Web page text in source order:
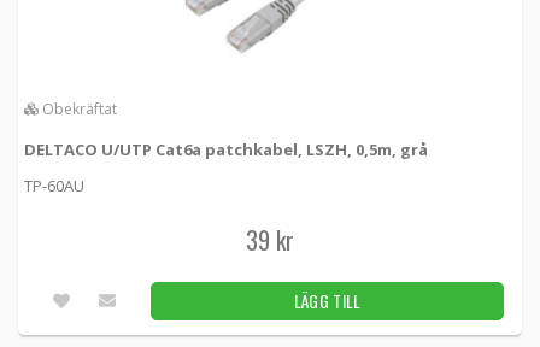
Obekräftat
DELTACO U/UTP Cat6a patchkabel, LSZH, 0,5m, grå
TP-60AU
39 kr
LÄGG TILL